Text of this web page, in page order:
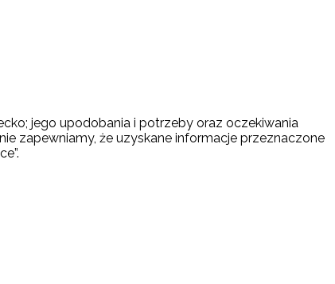
jego upodobania i potrzeby oraz oczekiwania
zapewniamy, że uzyskane informacje przeznaczone